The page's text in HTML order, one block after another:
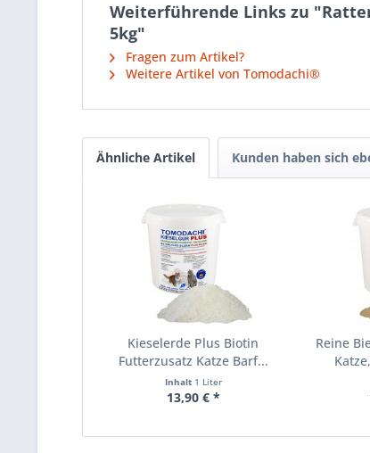
Weiterführende Links zu
5kg"
Fragen zum Artikel?
Weitere Artikel von Tomodachi®
Ähnliche Artikel Kunden haben sich
Kieselerde Plus Biotin
Futterzusatz Katze Barf...
Inhalt 1 Liter
13,90 € *
Reine